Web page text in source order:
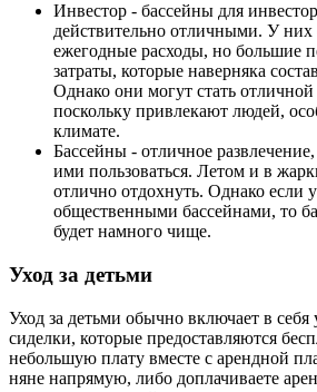
Инвестор - бассейны для
действительно отличными. У них
ежегодные расходы, но большие
затраты, которые наверняка
Однако они могут стать
поскольку привлекают людей,
климате.
Бассейны - отличное
ими пользоваться. Летом и в
отлично отдохнуть. Однако если
общественными бассейнами, то
будет намного чище.
Уход за детьми
Уход за детьми обычно включает в
сиделки, которые предоставляются
небольшую плату вместе с арендной
няне напрямую, либо доплачиваете